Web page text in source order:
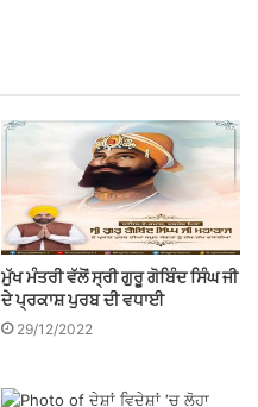
ਮੁੱਖ ਮੰਤਰੀ ਵੱਲੋਂ ਸ੍ਰੀ ਗੁਰੂ ਗੋਬਿੰਦ ਸਿੰਘ ਜੀ
ਦੇ ਪ੍ਰਕਾਸ਼ ਪੁਰਬ ਦੀ ਵਧਾਈ
29/12/2022